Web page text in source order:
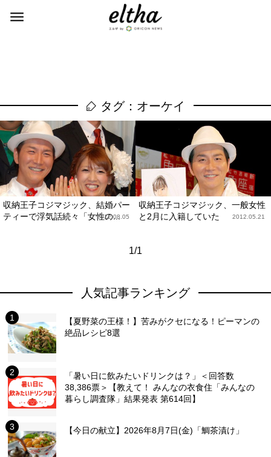
タグ：オーケイ
収納王子コジマジック、結婚パー
ティーで浮気話続々「女性の...
2012.08.05
収納王子コジマジック、一般女性
と2月に入籍していた
2012.05.21
1/1
人気記事ランキング
【夏野菜の王様！】苦みがクセになる！ピーマンの
絶品レシピ8選
「暑い日に飲みたいドリンクは？」＜回答数
38,386票＞【教えて！ みんなの衣食住「みんなの
暮らし調査隊」結果発表 第614回】
【今日の献立】2026年8月7日(金)「鯛茶漬け」